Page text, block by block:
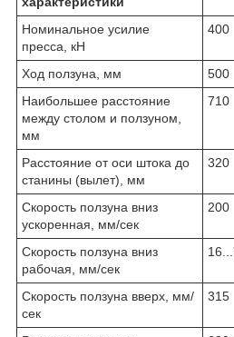
Номинальное усилие
пресса, кН
400
Ход ползуна, мм
500
Наибольшее расстояние
между столом и ползуном,
мм
710
Расстояние от оси штока до
станины (вылет), мм
320
Скорость ползуна вниз
ускоренная, мм/сек
200
Скорость ползуна вниз
рабочая, мм/сек
Скорость ползуна вверх, мм/
сек
315